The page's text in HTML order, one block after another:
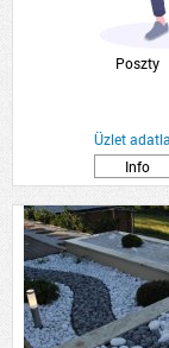
Poszty
Üzlet
Info